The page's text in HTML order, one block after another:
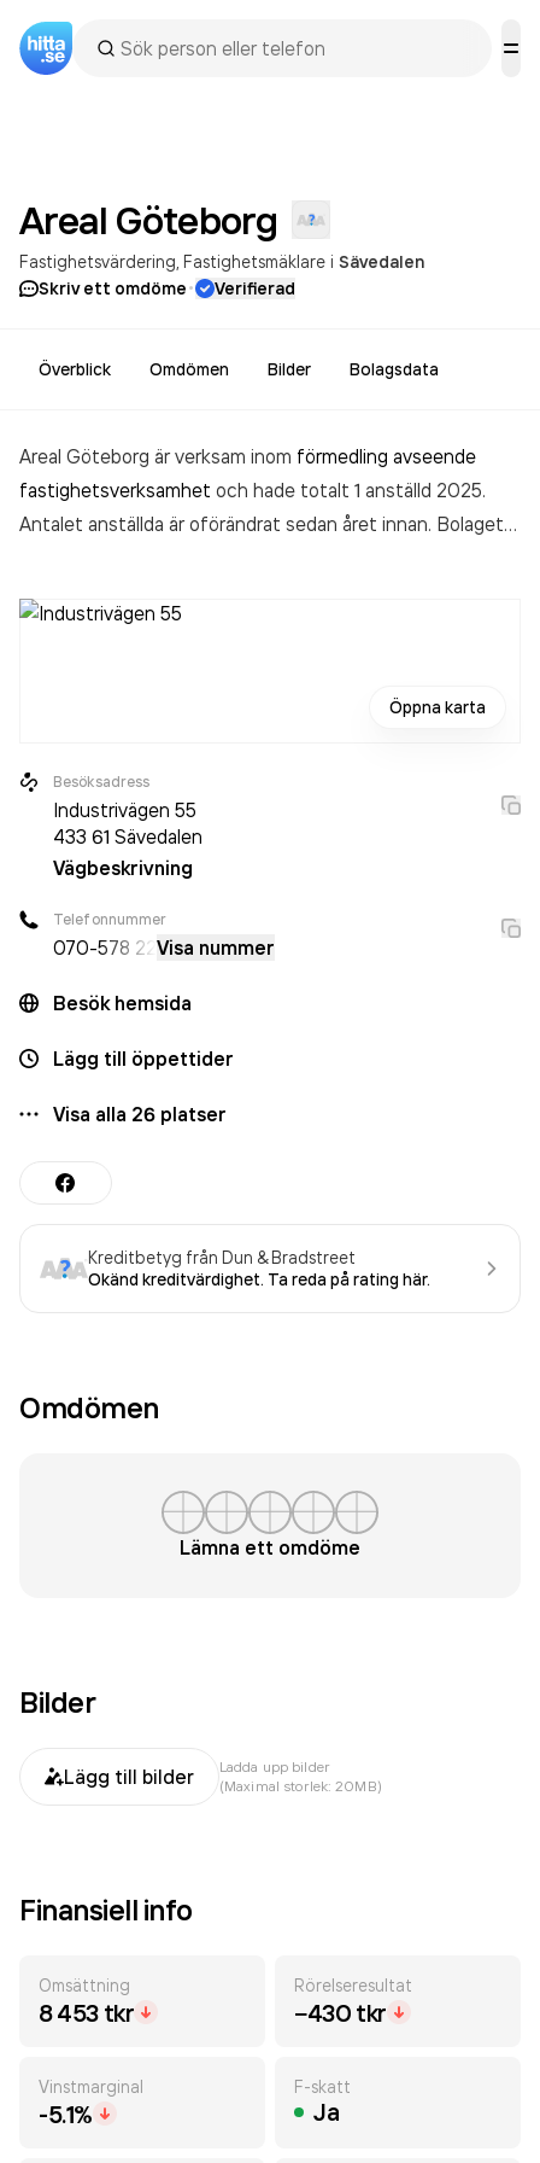
Areal Göteborg
Fastighetsvärdering Fastighetsmäklare i Sävedalen
Skriv ett omdöme· Verifierad
Överblick Omdömen Bilder Bolagsdata
Areal Göteborg är verksam inom förmedling avseende
fastighetsverksamhet och hade totalt 1 anställd 2025.
Antalet anställda är oförändrat sedan året innan. Bolaget
räkenskapsåret (2025).
Öppna karta
Besöksadress
Industrivägen 55
433 61 Sävedalen
Vägbeskrivning
Telefonnummer
070-578 22 Visa nummer
Besök hemsida
Lägg till öppettider
Visa alla 26 platser
Kreditbetyg från Dun & Bradstreet
Okänd kreditvärdighet. Ta reda på rating här.
Omdömen
Lämna ett omdöme
Bilder
Lägg till bilder
Ladda upp bilder
(Maximal storlek: 20MB)
Finansiell info
Omsättning
8 453 tkr
Rörelseresultat
−430 tkr
Vinstmarginal
-5.1%
F-skatt
Ja